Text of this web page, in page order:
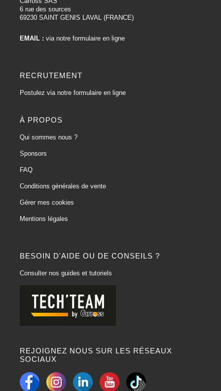
BESOIN D'AIDE OU DE CONSEILS ?
Consulter nos guides et tutoriels
REJOIGNEZ NOUS SUR LES RÉSEAUX
SOCIAUX
6 rue des sources
69230 SAINT GENIS LAVAL (FRANCE)
EMAIL : via notre formulaire en ligne
RECRUTEMENT
Postulez via notre formulaire en ligne
À PROPOS
Qui sommes nous ?
Sponsors
FAQ
Conditions générales de vente
Gérer mes cookies
Mentions légales